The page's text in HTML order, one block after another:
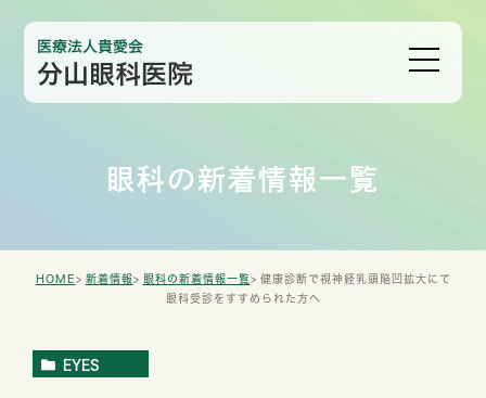
眼科の新着情報一覧
HOME 新着情報 眼科の新着情報一覧
健康診断で視神経乳頭陥凹拡大にて
眼科受診をすすめられた方へ
EYES